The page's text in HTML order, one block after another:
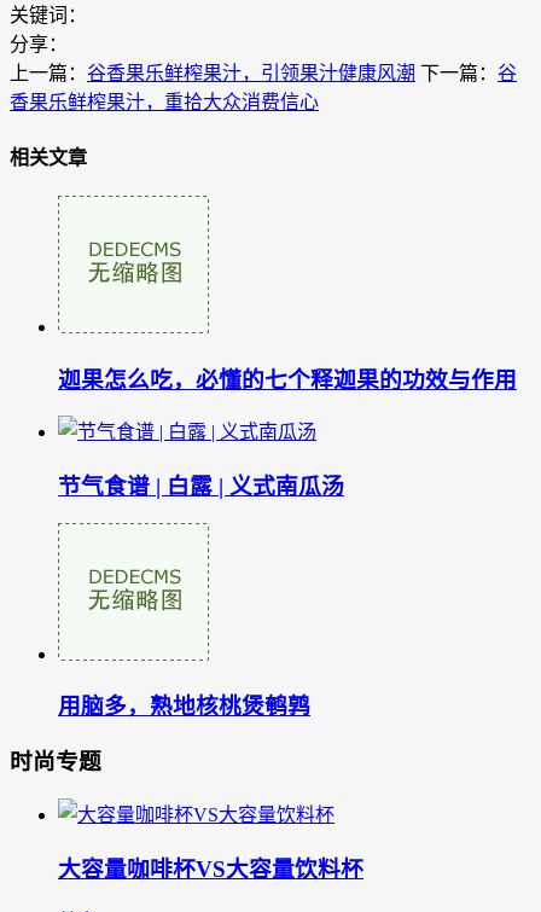
关键词：
分享：
上一篇： 谷香果乐鲜榨果汁，引领果汁健康风潮 下一篇： 谷
香果乐鲜榨果汁，重拾大众消费信心
相关文章
迦果怎么吃，必懂的七个释迦果的功效与作用
节气食谱 | 白露 | 义式南瓜汤
用脑多，熟地核桃煲鹌鹑
时尚专题
大容量咖啡杯VS大容量饮料杯